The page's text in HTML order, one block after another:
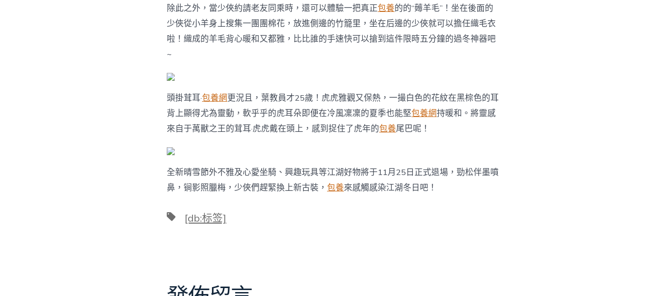
除此之外，當少俠約請老友同乘時，還可以體驗一把真正包養的的“薅羊毛”！坐在後面的
少俠從小羊身上搜集一團團棉花，放進側邊的竹籠里，坐在后邊的少俠就可以擔任織毛衣
啦！織成的羊毛背心暖和又都雅，比比誰的手速快可以搶到這件限時五分鐘的過冬神器吧
~
頭掛茸耳·包養網更況且，葉教員才25歲！虎虎雅觀又保熱，一撮白色的花紋在黑棕色的耳
背上顯得尤為靈動，軟乎乎的虎耳朵即便在冷風凜凜的夏季也能堅包養網持暖和。將靈感
來自于萬獸之王的茸耳·虎虎戴在頭上，感到捉住了虎年的包養尾巴呢！
全新晴雪節外不雅及心愛坐騎、興趣玩具等江湖好物將于11月25日正式退場，勁松伴墨噴
鼻，锏影照臘梅，少俠們趕緊換上新古裝， 包養來感觸感染江湖冬日吧！
標 [db:标签]